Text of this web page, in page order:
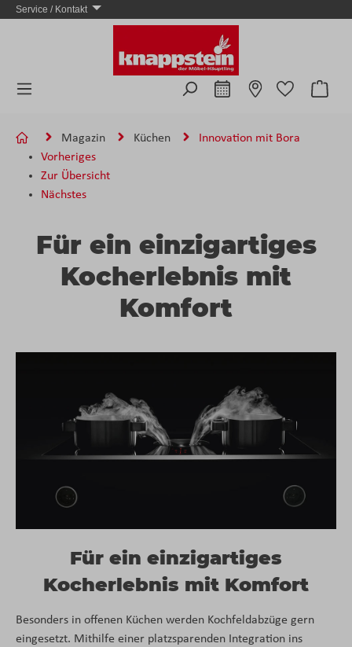
Zum Hauptinhalt springen
Service / Kontakt
Magazin Küchen
Innovation mit Bora
Vorheriges
Zur Übersicht
Nächstes
Für ein einzigartiges
Kocherlebnis mit
Komfort
Für ein einzigartiges
Kocherlebnis mit Komfort
Besonders in offenen Küchen werden Kochfeldabzüge gern
eingesetzt. Mithilfe einer platzsparenden Integration ins